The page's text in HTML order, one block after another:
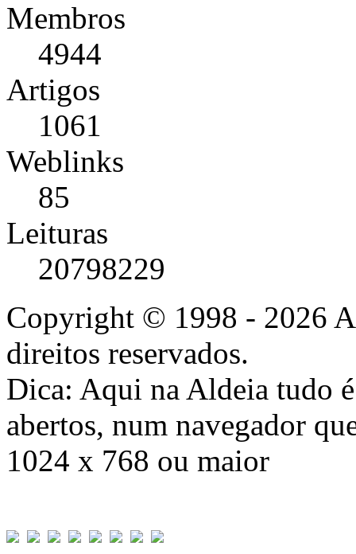
Membros
4944
Artigos
1061
Weblinks
85
Leituras
20798229
Copyright © 1998 - 2026
direitos reservados.
Dica: Aqui na Aldeia tudo
abertos, num navegador
1024 x 768 ou maior